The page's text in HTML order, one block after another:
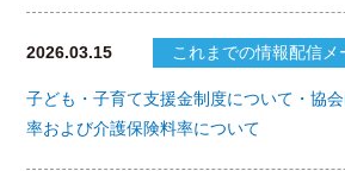
2026.03.15 これまでの情報配信メ
子ども・子育て支援金制度について・協
率および介護保険料率について